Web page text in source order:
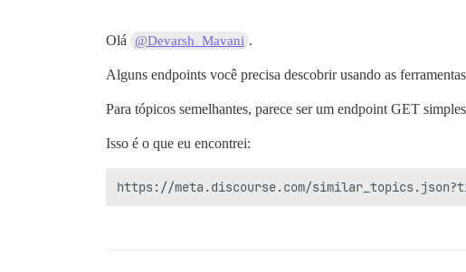
Olá @Devarsh_Mavani .
Alguns endpoints você precisa descobrir usando as
Para tópicos semelhantes, parece ser um endpoint GET
Isso é o que eu encontrei: